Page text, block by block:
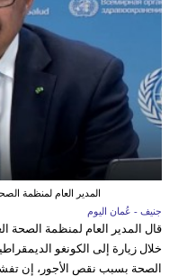
المدير العام لمنظمة
جنيف - عُمان اليوم
قال المدير العام لمنظمة الصحة
خلال زيارة إلى الكونغو
الصحة بسبب نقص الأجور، إن